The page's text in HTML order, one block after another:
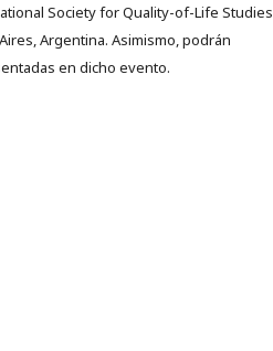
Society for Quality-of-Life Studies
Argentina. Asimismo, podrán
en dicho evento.